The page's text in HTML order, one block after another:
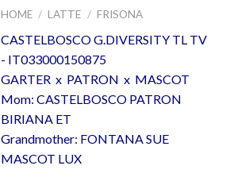
HOME / LATTE / FRISONA
CASTELBOSCO G.DIVERSITY TL TV
- IT033000150875
GARTER x PATRON x MASCOT
Mom: CASTELBOSCO PATRON
BIRIANA ET
Grandmother: FONTANA SUE
MASCOT LUX